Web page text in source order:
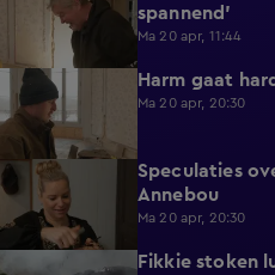
spannend'
Ma 20 apr, 11:44
5:02 Harm gaat
Ma 20 apr, 20:30
4:59
Speculaties
Annebou
Ma 20 apr, 20:30
Fikkie stoken